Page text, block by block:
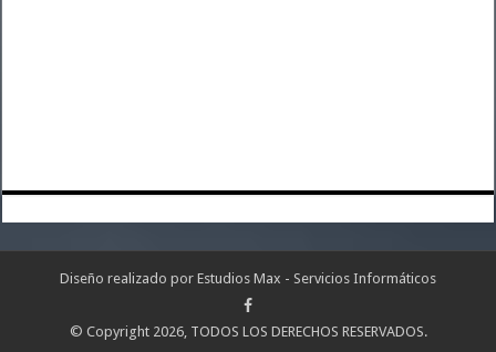
Diseño realizado por Estudios Max - Servicios Informáticos
© Copyright 2026, TODOS LOS DERECHOS RESERVADOS.